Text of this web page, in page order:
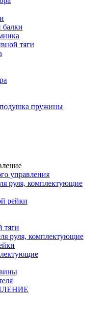
балки
тяги
подушка пружины
управления
руля, комплектующие
рейки
тяги
руля, комплектующие